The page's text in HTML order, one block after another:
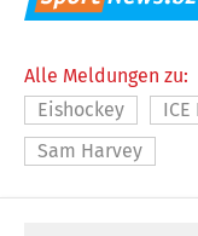
Alle Meldungen zu:
Eishockey
Sam Harvey